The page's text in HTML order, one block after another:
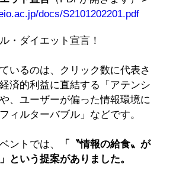
docs/S2101202201.pdf
・ダイエット宣言！
いるのは、クリック数に代表さ
済的利益に直結する「アテンシ
、ユーザーが偏った情報環境に
ィルターバブル」などです。
ントでは、
「〝情報の給食〟が
という提案がありました。